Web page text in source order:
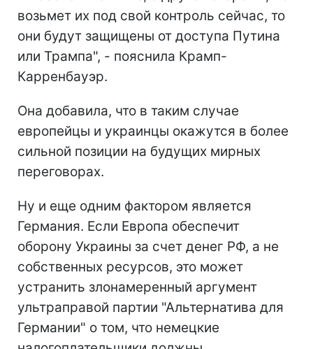
возьмет их под свой контроль сейчас, то
они будут защищены от доступа Путина
или Трампа", - пояснила Крамп-
Карренбауэр.
Она добавила, что в таким случае
европейцы и украинцы окажутся в более
сильной позиции на будущих мирных
переговорах.
Ну и еще одним фактором является
Германия. Если Европа обеспечит
оборону Украины за счет денег РФ, а не
собственных ресурсов, это может
устранить злонамеренный аргумент
ультраправой партии "Альтернатива для
Германии" о том, что немецкие